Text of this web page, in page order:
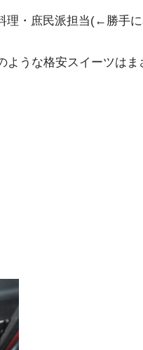
理・庶民派担当(←勝手
ような格安スイーツは